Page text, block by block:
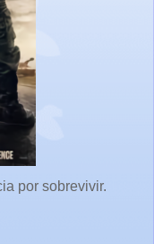
por sobrevivir.